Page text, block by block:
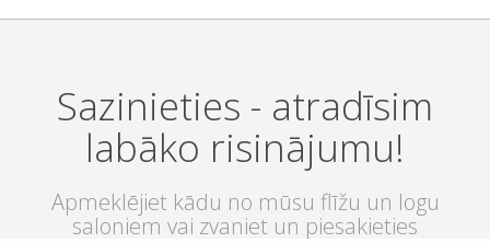
Sazinieties - atradīsim
labāko risinājumu!
Apmeklējiet kādu no mūsu flīžu un logu
saloniem vai zvaniet un piesakieties